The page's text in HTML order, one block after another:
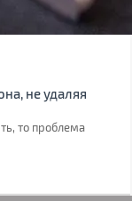
не удаляя
то проблема